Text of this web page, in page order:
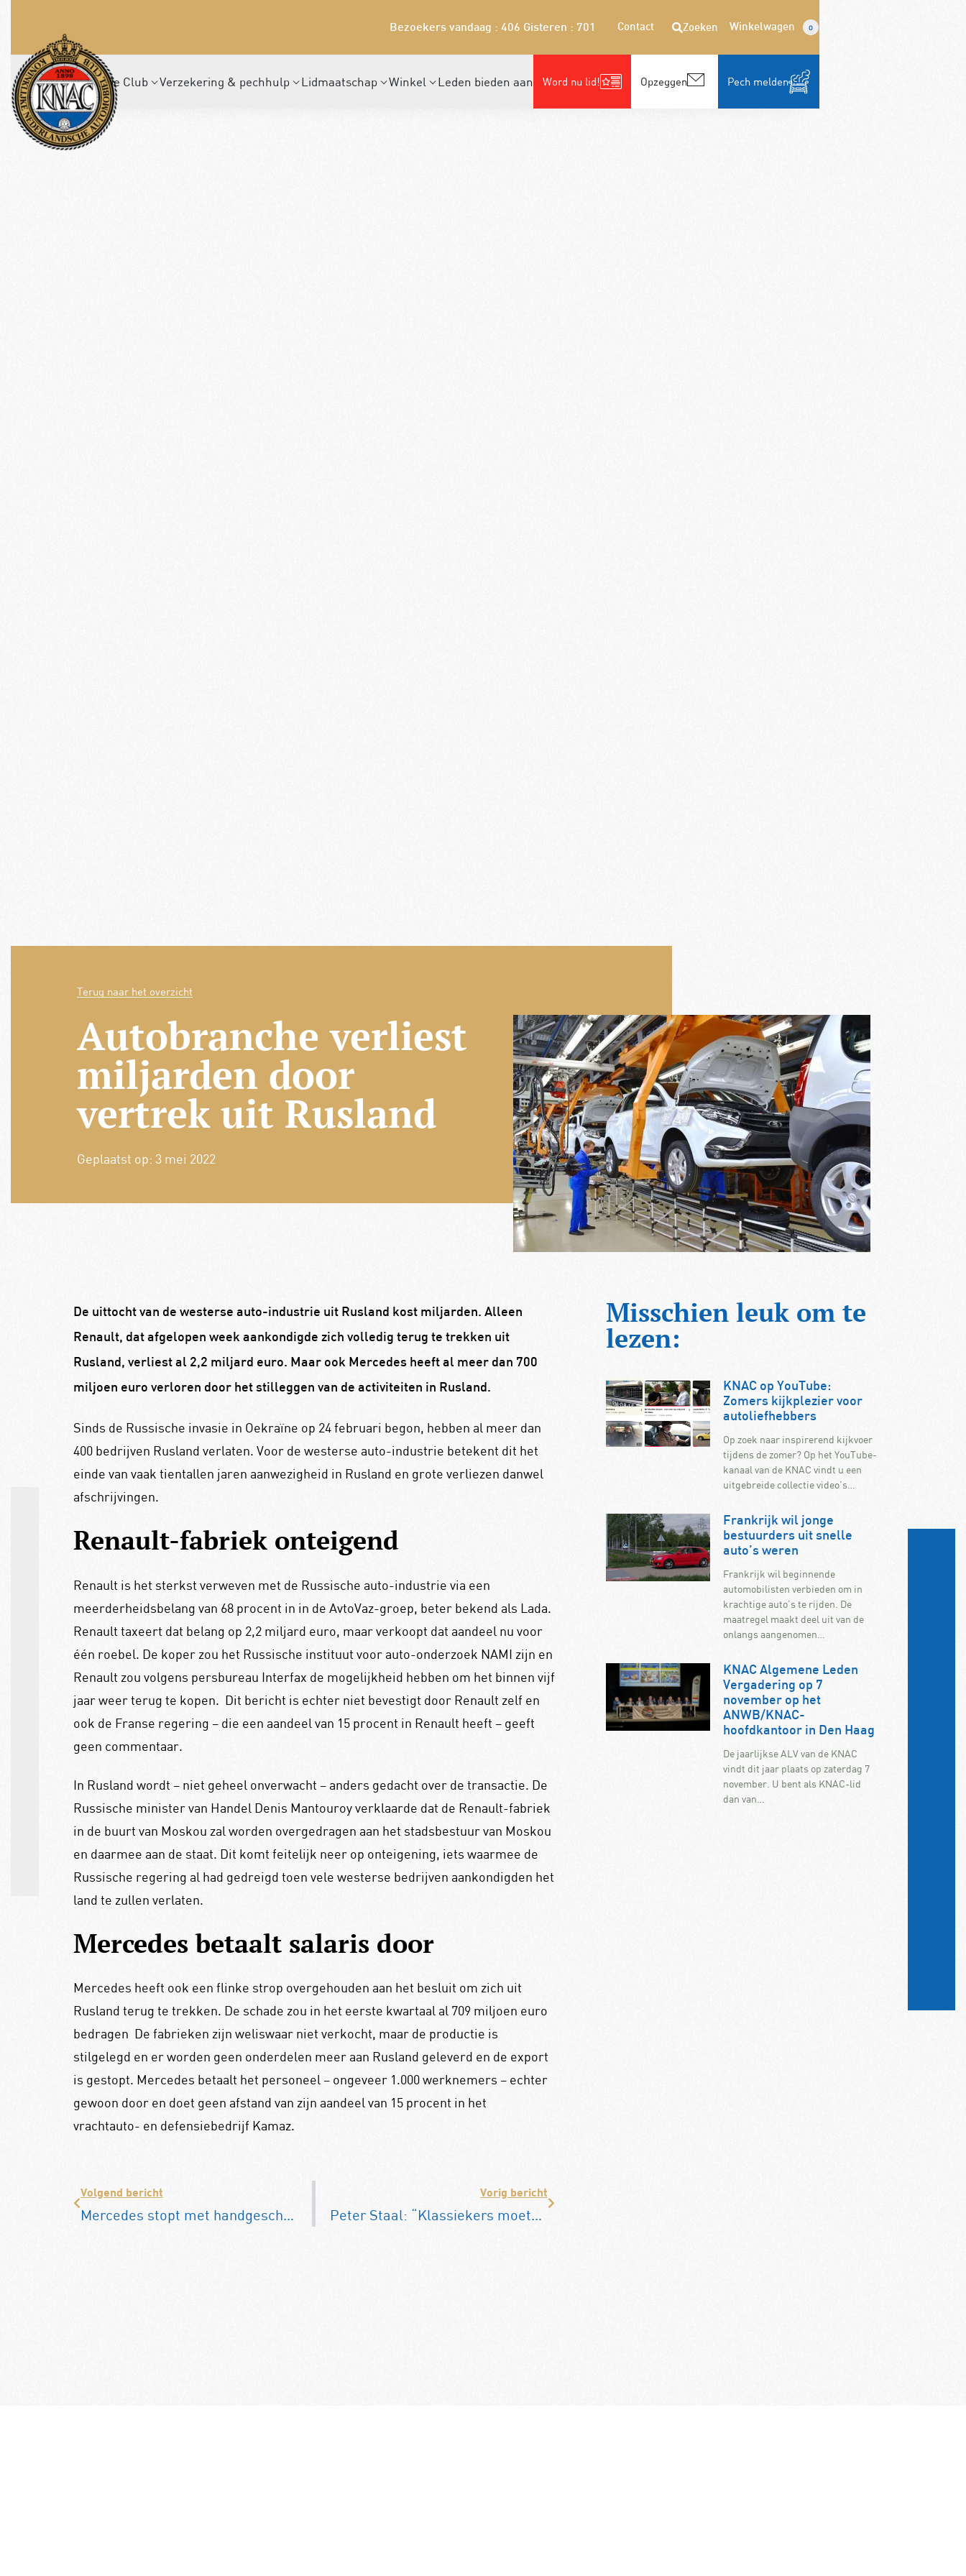
Bezoekers vandaag : 406 Gisteren : 701 Contact Zoeken Winkelwagen 0
De Club Verzekering & pechhulp Lidmaatschap Winkel Leden bieden aan Word nu lid! Opzeggen Pech melden
Terug naar het overzicht
Autobranche verliest
miljarden door
vertrek uit Rusland
Geplaatst op: 3 mei 2022
De uittocht van de westerse auto-industrie uit Rusland kost miljarden. Alleen
Renault, dat afgelopen week aankondigde zich volledig terug te trekken uit
Rusland, verliest al 2,2 miljard euro. Maar ook Mercedes heeft al meer dan 700
miljoen euro verloren door het stilleggen van de activiteiten in Rusland.
Sinds de Russische invasie in Oekraïne op 24 februari begon, hebben al meer dan
400 bedrijven Rusland verlaten. Voor de westerse auto-industrie betekent dit het
einde van vaak tientallen jaren aanwezigheid in Rusland en grote verliezen danwel
afschrijvingen.
Renault-fabriek onteigend
Renault is het sterkst verweven met de Russische auto-industrie via een
meerderheidsbelang van 68 procent in in de AvtoVaz-groep, beter bekend als Lada.
Renault taxeert dat belang op 2,2 miljard euro, maar verkoopt dat aandeel nu voor
één roebel. De koper zou het Russische instituut voor auto-onderzoek NAMI zijn en
Renault zou volgens persbureau Interfax de mogelijkheid hebben om het binnen vijf
jaar weer terug te kopen. Dit bericht is echter niet bevestigt door Renault zelf en
ook de Franse regering – die een aandeel van 15 procent in Renault heeft – geeft
geen commentaar.
In Rusland wordt – niet geheel onverwacht – anders gedacht over de transactie. De
Russische minister van Handel Denis Mantouroy verklaarde dat de Renault-fabriek
in de buurt van Moskou zal worden overgedragen aan het stadsbestuur van Moskou
en daarmee aan de staat. Dit komt feitelijk neer op onteigening, iets waarmee de
Russische regering al had gedreigd toen vele westerse bedrijven aankondigden het
land te zullen verlaten.
Mercedes betaalt salaris door
Mercedes heeft ook een flinke strop overgehouden aan het besluit om zich uit
Rusland terug te trekken. De schade zou in het eerste kwartaal al 709 miljoen euro
bedragen De fabrieken zijn weliswaar niet verkocht, maar de productie is
stilgelegd en er worden geen onderdelen meer aan Rusland geleverd en de export
is gestopt. Mercedes betaalt het personeel – ongeveer 1.000 werknemers – echter
gewoon door en doet geen afstand van zijn aandeel van 15 procent in het
vrachtauto- en defensiebedrijf Kamaz.
Volgend bericht
Mercedes stopt met handgeschakelde versnellingsbak
Vorig bericht
Peter Staal: “Klassiekers moeten over op efuel”
Misschien leuk om te
lezen:
KNAC op YouTube:
Zomers kijkplezier voor
autoliefhebbers
Op zoek naar inspirerend kijkvoer
tijdens de zomer? Op het YouTube-
kanaal van de KNAC vindt u een
uitgebreide collectie video’s…
Frankrijk wil jonge
bestuurders uit snelle
auto’s weren
Frankrijk wil beginnende
automobilisten verbieden om in
krachtige auto’s te rijden. De
maatregel maakt deel uit van de
onlangs aangenomen…
KNAC Algemene Leden
Vergadering op 7
november op het
ANWB/KNAC-
hoofdkantoor in Den Haag
De jaarlijkse ALV van de KNAC
vindt dit jaar plaats op zaterdag 7
november. U bent als KNAC-lid
dan van…